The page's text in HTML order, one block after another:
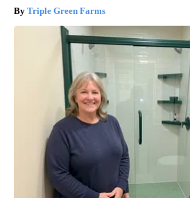
Triple Green Farms